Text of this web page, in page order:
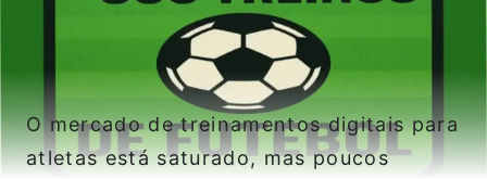
O mercado de treinamentos digitais para
atletas está saturado, mas poucos